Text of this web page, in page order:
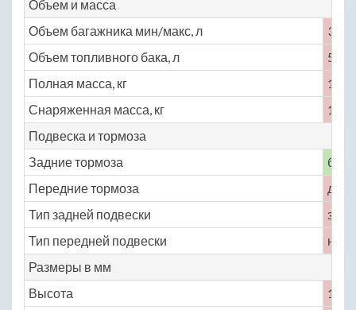
Объем и масса
Объем багажника мин/макс, л
380
Объем топливного бака, л
50
Полная масса, кг
1575
Снаряженная масса, кг
1275
Подвеска и тормоза
Задние тормоза
Передние тормоза
Тип задней подвески
Тип передней подвески
Размеры в мм
Высота
1492